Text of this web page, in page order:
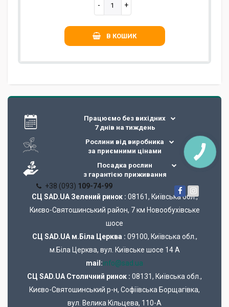
В КОШИК
Працюємо без вихідних
7 днів на тиждень
Рослини від виробника
за приємними цінами
Посадка рослин
з гарантією приживання
+38 (093) 109-74-99
СЦ SAD.UA Зелений ринок : 08161, Київська обл.,
Києво-Святошинський район, 7 км Новообухівське
шосе
СЦ SAD.UA м.Біла Церква : 09100, Київська обл.,
м.Біла Церква, вул. Київське шосе 14 А
mail:info@sad.ua
СЦ SAD.UA Cтоличний ринок : 08131, Київська обл.,
Києво-Святошинський р-н, Софіївська Борщагівка,
вул. Велика Кільцева, 110-А